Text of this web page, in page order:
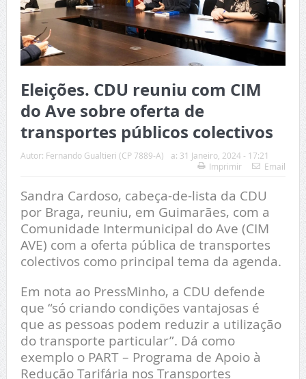
Eleições. CDU reuniu com CIM
do Ave sobre oferta de
transportes públicos colectivos
Autor: Fernando Gualtieri (CP 7889-A) a: 31 Janeiro, 2024 - 17:21
Imprimir
Email
Sandra Cardoso, cabeça-de-lista da CDU
por Braga, reuniu, em Guimarães, com a
Comunidade Intermunicipal do Ave (CIM
AVE) com a oferta pública de transportes
colectivos como principal tema da agenda.
Em nota ao PressMinho, a CDU defende
que “só criando condições vantajosas é
que as pessoas podem reduzir a utilização
do transporte particular”. Dá como
exemplo o PART – Programa de Apoio à
Redução Tarifária nos Transportes